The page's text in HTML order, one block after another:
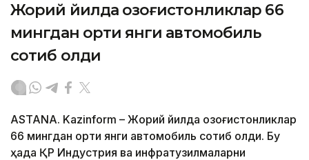
Жорий йилда қозоғистонликлар 66
мингдан ортиқ янги автомобиль
сотиб олди
ASTANA. Kazinform – Жорий йилда қозоғистонликлар
66 мингдан ортиқ янги автомобиль сотиб олди. Бу
ҳақда ҚР Индустрия ва инфратузилмаларни